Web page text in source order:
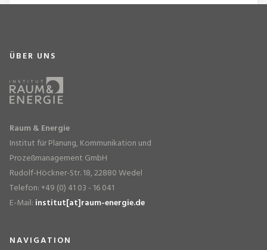
ÜBER UNS
Raum & Energie
Institut für Planung, Kommunikation und
Prozeßmanagement GmbH
Rudolf-Höckner-Str. 18, 22880 Wedel
Telefon: +49 (0) 41 03 - 16 041
E-Mail: institut[at]raum-energie.de
NAVIGATION